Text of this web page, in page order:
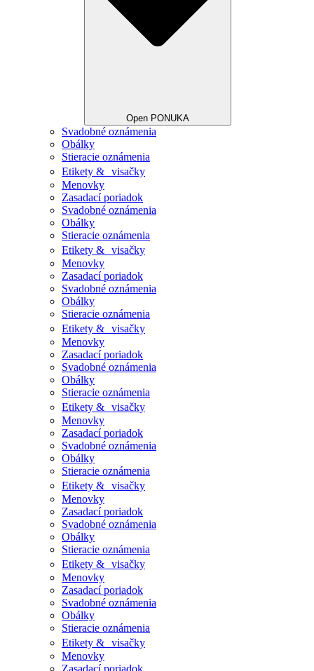
Open PONUKA
Svadobné oznámenia
Obálky
Stieracie oznámenia
Etikety & visačky
Menovky
Zasadací poriadok
Svadobné oznámenia
Obálky
Stieracie oznámenia
Etikety & visačky
Menovky
Zasadací poriadok
Svadobné oznámenia
Obálky
Stieracie oznámenia
Etikety & visačky
Menovky
Zasadací poriadok
Svadobné oznámenia
Obálky
Stieracie oznámenia
Etikety & visačky
Menovky
Zasadací poriadok
Svadobné oznámenia
Obálky
Stieracie oznámenia
Etikety & visačky
Menovky
Zasadací poriadok
Svadobné oznámenia
Obálky
Stieracie oznámenia
Etikety & visačky
Menovky
Zasadací poriadok
Svadobné oznámenia
Obálky
Stieracie oznámenia
Etikety & visačky
Menovky